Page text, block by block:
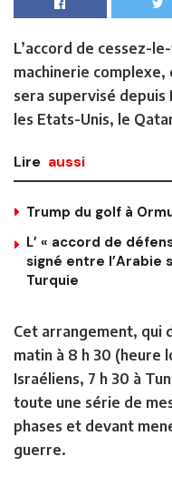
L’accord de cessez-
machinerie
sera supervisé
les Etats-Unis, le
Lire aussi
Trump du golf à
L’ « accord de
signé entre l’Arabie
Turquie
Cet arrangement, qui
matin à 8 h 30 (heure
Israéliens, 7 h 30 à
toute une série de
phases et devant
guerre.